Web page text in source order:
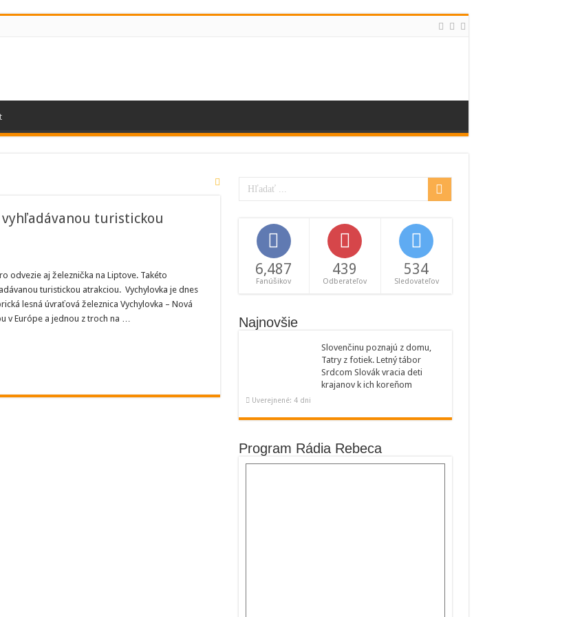
vyhľadávanou turistickou
odvezie aj železnička na Liptove. Takéto
turistickou atrakciou. Vychylovka je dnes
lesná úvraťová železnica Vychylovka – Nová
v Európe a jednou z troch na …
6,487
Fanúšikov
439
Odberateľov
534
Sledovateľov
Najnovšie
Slovenčinu poznajú z domu,
Tatry z fotiek. Letný tábor
Srdcom Slovák vracia deti
krajanov k ich koreňom
Uverejnené: 4 dni
Program Rádia Rebeca